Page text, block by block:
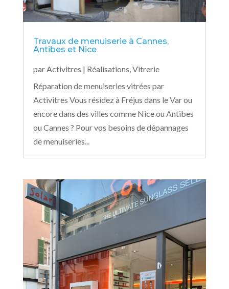
Travaux de menuiserie à Cannes,
Antibes et Nice
parActivitres | Réalisations,Vitrerie
Réparation de menuiseries vitrées par
Activitres Vous résidez à Fréjus dans le Var ou
encore dans des villes comme Nice ou Antibes
ou Cannes ? Pour vos besoins de dépannages
de menuiseries...